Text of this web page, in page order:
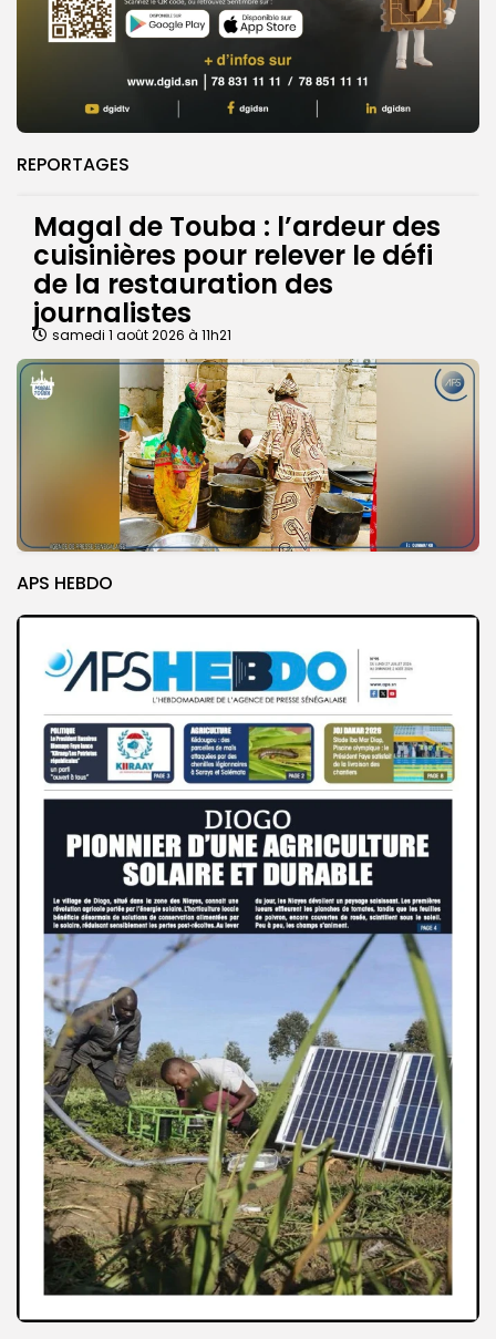
REPORTAGES
Magal de Touba : l’ardeur des
cuisinières pour relever le défi
de la restauration des
journalistes
samedi 1 août 2026 à 11h21
APS HEBDO